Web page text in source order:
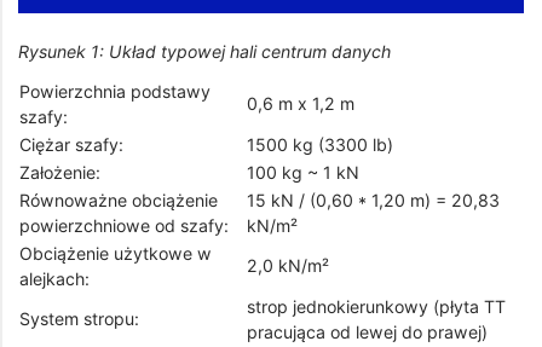
Rysunek 1: Układ typowej hali centrum danych
Powierzchnia podstawy
szafy:
0,6 m x 1,2 m
Ciężar szafy:
1500 kg (3300 lb)
Założenie:
100 kg ~ 1 kN
Równoważne obciążenie
powierzchniowe od szafy:
15 kN / (0,60 * 1,20 m) = 20,83
kN/m²
Obciążenie użytkowe w
alejkach:
2,0 kN/m²
System stropu:
strop jednokierunkowy (płyta TT
pracująca od lewej do prawej)